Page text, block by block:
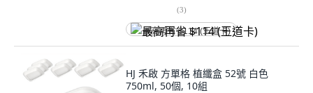
(3)
最高再省 $114 (王道卡)
HJ 禾啟 方單格 植纖盒 52號 白色
750ml, 50個, 10組